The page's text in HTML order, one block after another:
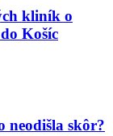
kliník o
Košíc
neodišla skôr?